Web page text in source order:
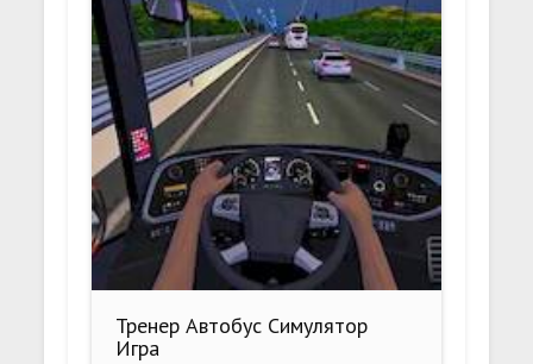
Тренер Автобус Симулятор
Игра